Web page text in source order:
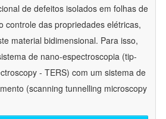
de defeitos isolados em folhas de
controle das propriedades elétricas,
material bidimensional. Para isso,
de nano-espectroscopia (tip-
- TERS) com um sistema de
(scanning tunnelling microscopy